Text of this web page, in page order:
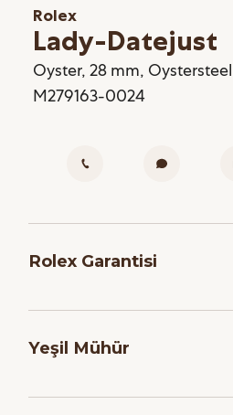
Rolex
Lady-Datejust
Oyster, 28 mm, Oystersteel
M279163-0024
Rolex Garantisi
garanti etmek adına, her
Yetkili Satış Noktalarından
Yeşil Mühür